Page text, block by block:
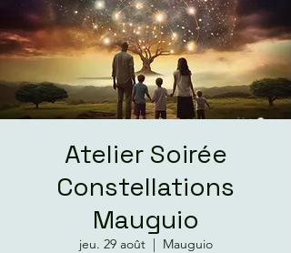
Atelier Soirée
Constellations
Mauguio
jeu. 29 août
  |
Mauguio